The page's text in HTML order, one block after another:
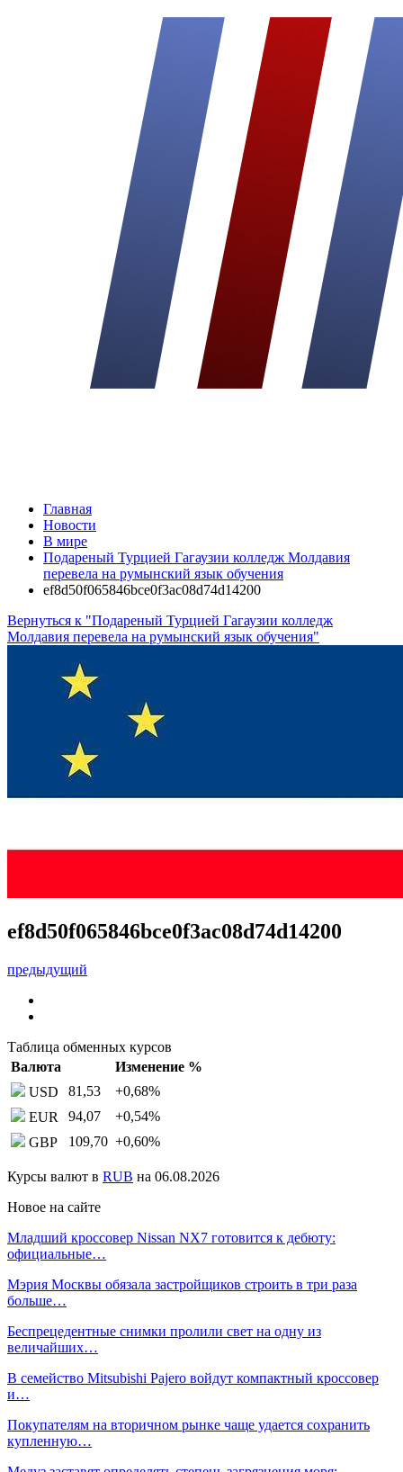
Главная
Новости
В мире
Подареный Турцией Гагаузии колледж Молдавия
перевела на румынский язык обучения
ef8d50f065846bce0f3ac08d74d14200
Вернуться к "Подареный Турцией Гагаузии колледж
Молдавия перевела на румынский язык обучения"
ef8d50f065846bce0f3ac08d74d14200
предыдущий
Таблица обменных курсов
Валюта
Изменение %
USD
81,53 +0,68%
EUR
94,07 +0,54%
GBP
109,70 +0,60%
Курсы валют в RUB на 06.08.2026
Новое на сайте
Младший кроссовер Nissan NX7 готовится к дебюту:
официальные…
Мэрия Москвы обязала застройщиков строить в три раза
больше…
Беспрецедентные снимки пролили свет на одну из
величайших…
В семейство Mitsubishi Pajero войдут компактный кроссовер
и…
Покупателям на вторичном рынке чаще удается сохранить
купленную…